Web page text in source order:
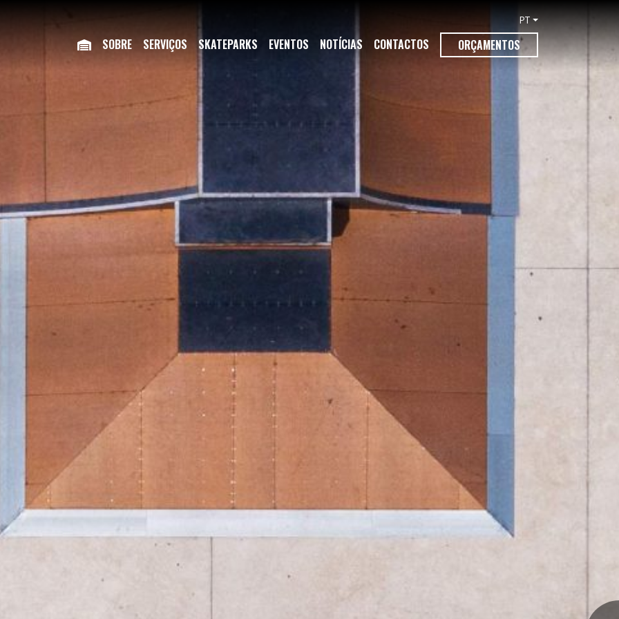
PT
SOBRE SERVIÇOS SKATEPARKS EVENTOS NOTÍCIAS CONTACTOS ORÇAMENTOS